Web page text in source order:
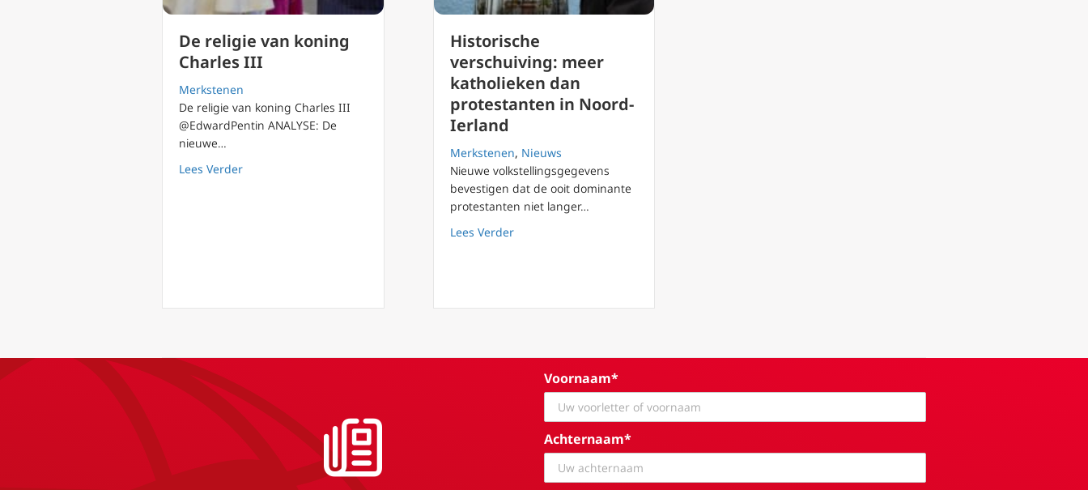
De religie van koning
Charles III
Merkstenen
De religie van koning Charles III
@EdwardPentin ANALYSE: De
nieuwe…
Lees Verderabout De religie van koning Charles III
Historische
verschuiving: meer
katholieken dan
protestanten in Noord-
Ierland
Merkstenen, Nieuws
Nieuwe volkstellingsgegevens
bevestigen dat de ooit dominante
protestanten niet langer…
Lees Verderabout Historische verschuiving: meer katholieken dan protestanten in Noord-Ierland
Voornaam*
Achternaam*